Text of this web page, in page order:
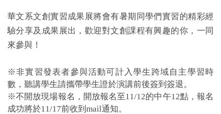
華文系文創實習成果展將會有暑期同學們實習的精彩經
驗分享及成果展出，歡迎對文創課程有興趣的你，一同
來參與！
※非實習發表者參與活動可計入學生跨域自主學習時
數，聽講學生請攜帶學生證於演講前後簽到簽退。
※不開放現場報名，開放報名至11/12的中午12點，報名
成功將於11/17前收到mail通知。